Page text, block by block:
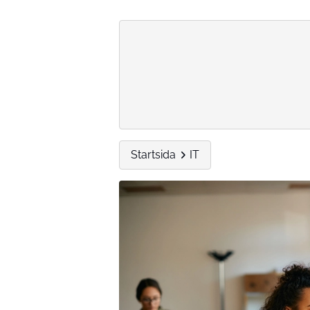
Startsida IT